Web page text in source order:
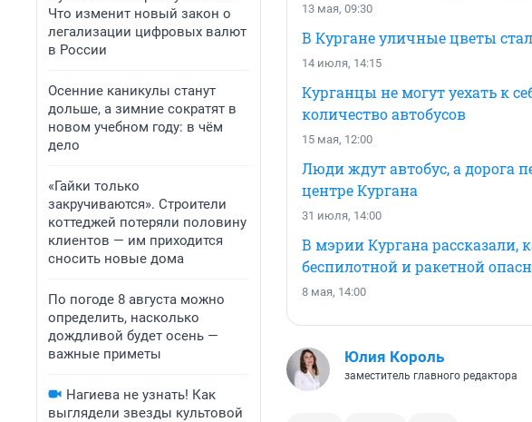
Что изменит новый закон о
легализации цифровых валют
в России
Осенние каникулы станут
дольше, а зимние сократят в
новом учебном году: в чём
дело
«Гайки только
закручиваются». Строители
коттеджей потеряли половину
клиентов — им приходится
сносить новые дома
По погоде 8 августа можно
определить, насколько
дождливой будет осень —
важные приметы
Нагиева не узнать! Как
выглядели звезды культовой
13 мая, 09:30
В Кургане уличные цветы
14 июля, 14:15
Курганцы не могут уехать к
количество автобусов
15 мая, 12:00
Люди ждут автобус, а дорога
центре Кургана
31 июля, 14:00
В мэрии Кургана рассказали,
беспилотной и ракетной
8 мая, 14:00
Юлия Король
заместитель главного редактора